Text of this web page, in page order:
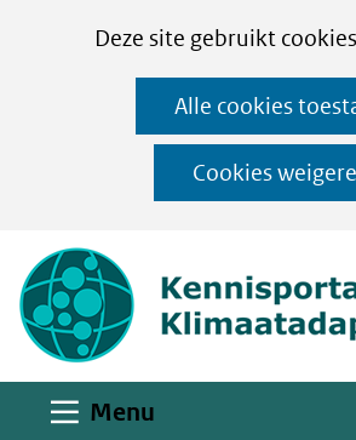
CookiesDeze site gebruikt
op
deze
website
worden
toegestaan
Alle cookies
Cookies
Ga
naar
de
Menu